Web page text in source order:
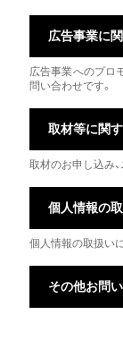
広告事業に
広告事業へのプロ
問い合わせです。
取材等に関
取材のお申し込み
個人情報の
個人情報の取扱い
その他お問